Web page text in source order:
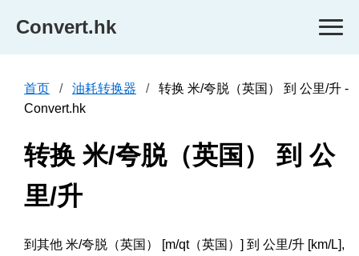
Convert.hk
首页 油耗转换器
转换 米/夸脱（英国） 到 公里/升 -
Convert.hk
转换 米/夸脱（英国） 到 公
里/升
到其他 米/夸脱（英国） [m/qt（英国）] 到 公里/升 [km/L],